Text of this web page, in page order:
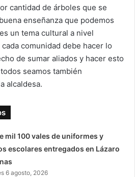
cantidad de árboles que se
enseñanza que podemos
un tema cultural a nivel
comunidad debe hacer lo
de sumar aliados y hacer esto
seamos también
alcaldesa.
mil 100 vales de uniformes y
escolares entregados en Lázaro
6 agosto, 2026